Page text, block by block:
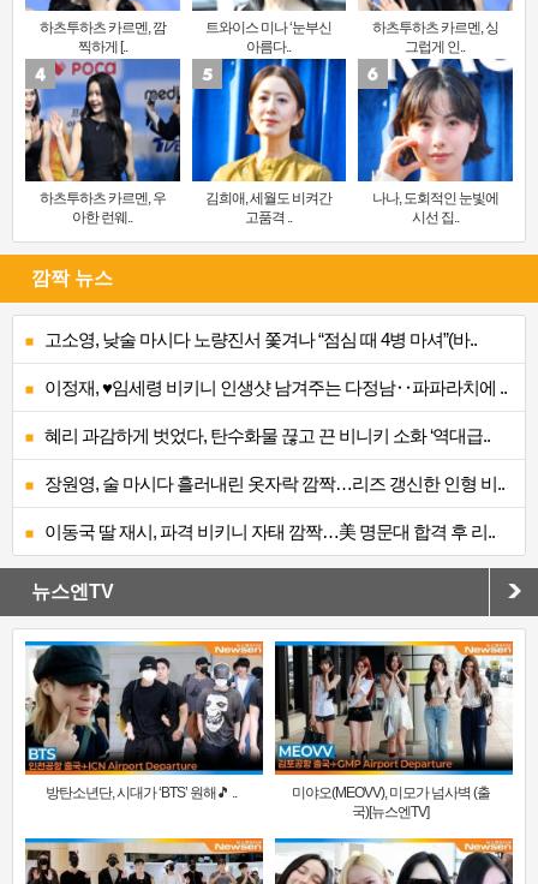
하츠투하츠 카르멘, 깜
찍하게 [..
트와이스 미나 ‘눈부신
아름다..
하츠투하츠 카르멘, 싱
그럽게 인..
하츠투하츠 카르멘, 우
아한 런웨..
김희애, 세월도 비켜간
고품격 ..
나나, 도회적인 눈빛에
시선 집..
깜짝 뉴스
고소영, 낮술 마시다 노량진서 쫓겨나 “점심 때 4병 마셔”(바..
이정재, ♥임세령 비키니 인생샷 남겨주는 다정남‥파파라치에 ..
혜리 과감하게 벗었다, 탄수화물 끊고 끈 비니키 소화 ‘역대급..
장원영, 술 마시다 흘러내린 옷자락 깜짝…리즈 갱신한 인형 비..
이동국 딸 재시, 파격 비키니 자태 깜짝…美 명문대 합격 후 리..
뉴스엔TV
방탄소년단, 시대가 ‘BTS’ 원해🎵 ..
미야오(MEOVV), 미모가 넘사벽 (출
국)[뉴스엔TV]